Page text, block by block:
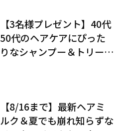
【3名様プレゼント】40代
50代のヘアケアにぴった
りなシャンプー＆トリート
【8/16まで】最新ヘアミ
ルク＆夏でも崩れ知らずな